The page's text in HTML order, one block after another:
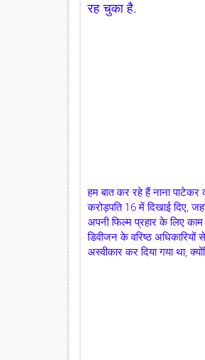
रह चुका है.
हम बात कर रहे हैं नाना पाटेकर
करोड़पति 16 में दिखाई दिए,
अपनी फिल्म प्रहार के लिए
डिवीजन के वरिष्ठ
अस्वीकार कर दिया गया था,